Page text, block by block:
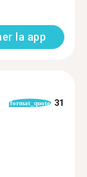
la app
format_quote 31